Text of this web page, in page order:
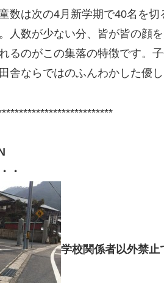
数は次の4月新学期で40名を
人数が少ない分、皆が皆の顔
るのがこの集落の特徴です。
舎ならではのふんわかした優し
・
学校関係者以外禁